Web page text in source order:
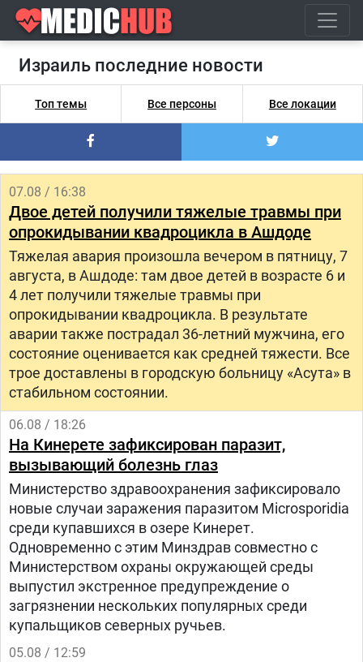
Израиль последние новости
Топ темы Все персоны Все локации
07.08 / 16:38
Двое детей получили тяжелые травмы при
опрокидывании квадроцикла в Ашдоде
Тяжелая авария произошла вечером в пятницу, 7
августа, в Ашдоде: там двое детей в возрасте 6 и
4 лет получили тяжелые травмы при
опрокидывании квадроцикла. В результате
аварии также пострадал 36-летний мужчина, его
состояние оценивается как средней тяжести. Все
трое доставлены в городскую больницу «Асута» в
стабильном состоянии.
06.08 / 18:26
На Кинерете зафиксирован паразит,
вызывающий болезнь глаз
Министерство здравоохранения зафиксировало
новые случаи заражения паразитом Microsporidia
среди купавшихся в озере Кинерет.
Одновременно с этим Минздрав совместно с
Министерством охраны окружающей среды
выпустил экстренное предупреждение о
загрязнении нескольких популярных среди
купальщиков северных ручьев.
05.08 / 12:59